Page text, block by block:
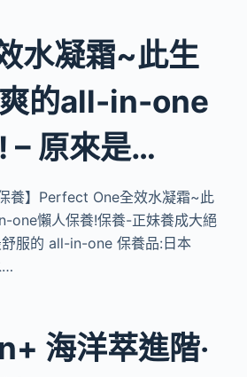
水凝霜~此生
的all-in-one
– 原來是…
養】Perfect One全效水凝霜~此
one懶人保養!保養-正妹養成大絕
服的 all-in-one 保養品:日本
…
海洋萃進階‧